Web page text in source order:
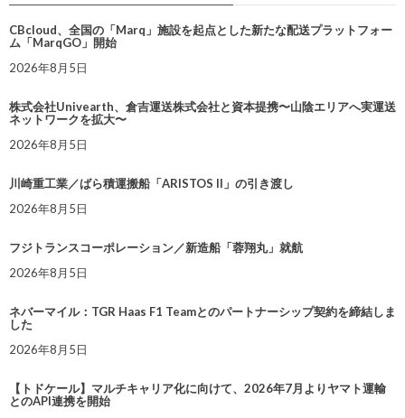
CBcloud、全国の「Marq」施設を起点とした新たな配送プラットフォー
ム「MarqGO」開始
2026年8月5日
株式会社Univearth、倉吉運送株式会社と資本提携〜山陰エリアへ実運送
ネットワークを拡大〜
2026年8月5日
川崎重工業／ばら積運搬船「ARISTOS II」の引き渡し
2026年8月5日
フジトランスコーポレーション／新造船「蓉翔丸」就航
2026年8月5日
ネバーマイル：TGR Haas F1 Teamとのパートナーシップ契約を締結しま
した
2026年8月5日
【トドケール】マルチキャリア化に向けて、2026年7月よりヤマト運輸
とのAPI連携を開始